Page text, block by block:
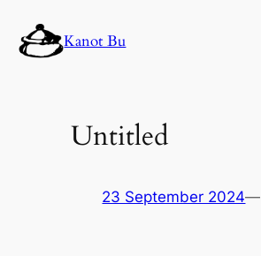
ke
konten
Kanot Bu
Untitled
23 September 2024—